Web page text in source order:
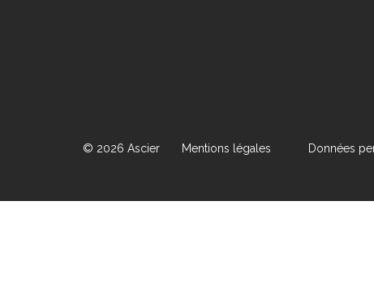
© 2026 Ascier Mentions légales Données